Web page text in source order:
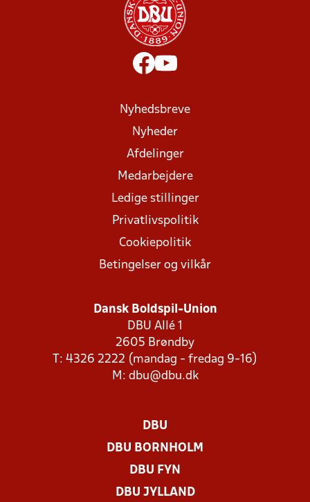
Nyhedsbreve
Nyheder
Afdelinger
Medarbejdere
Ledige stillinger
Privatlivspolitik
Cookiepolitik
Betingelser og vilkår
Dansk Boldspil-Union
DBU Allé 1
2605 Brøndby
T: 4326 2222 (mandag - fredag 9-16)
M: dbu@dbu.dk
DBU
DBU BORNHOLM
DBU FYN
DBU JYLLAND